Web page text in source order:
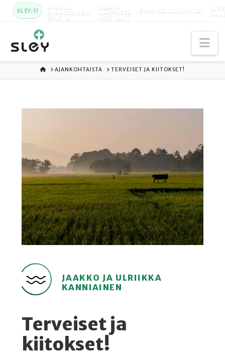
SLEY.FI KARKUN
EVANKELINEN
OPISTO
MAATA
NÄKYVISSÄ
-FESTARIT
EVANKELIUMIJUHLA
ETUSIVU
AJANKOHTAISTA TERVEISET JA KIITOKSET!
JAAKKO JA ULRIIKKA
KANNIAINEN
Terveiset ja
kiitokset!